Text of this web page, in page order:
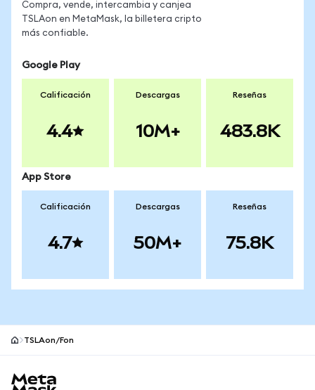
Compra, vende, intercambia y canjea
TSLAon en MetaMask, la billetera cripto
más confiable.
Google Play
Calificación
4.4
Descargas
10M+
Reseñas
483.8K
App Store
Calificación
4.7
Descargas
50M+
Reseñas
75.8K
TSLAon/Fon